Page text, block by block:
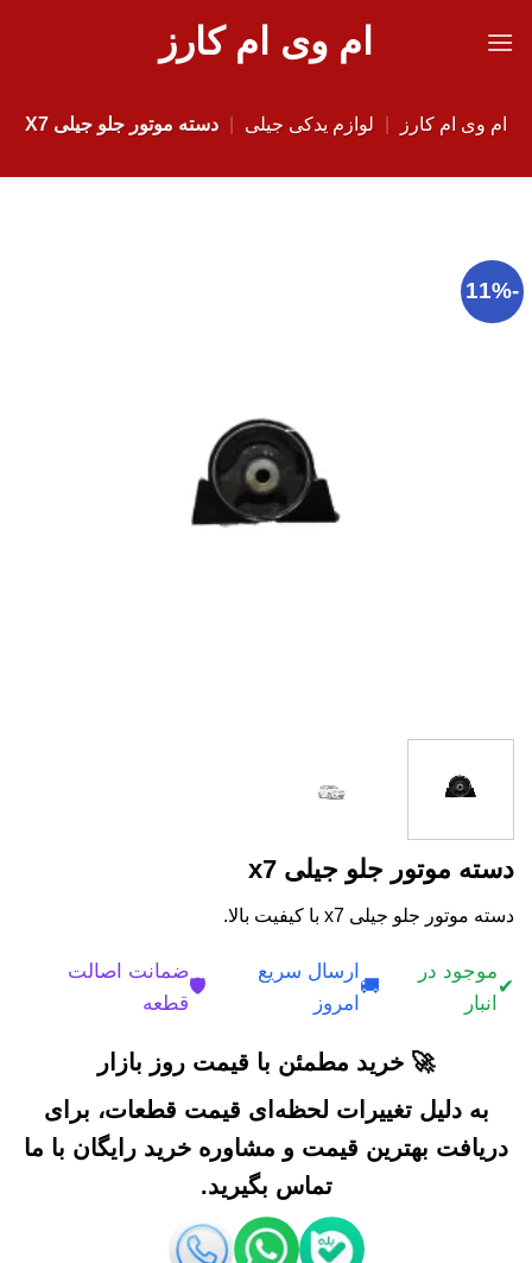
ام وی ام کارز
ام وی ام کارز لوازم یدکی جیلی دسته موتور جلو جیلی X7
-11%
دسته موتور جلو جیلی x7
دسته موتور جلو جیلی x7 با کیفیت بالا.
✔
موجود در
انبار
🚚
ارسال سریع
امروز
🛡️
ضمانت اصالت
قطعه
🚀 خرید مطمئن با قیمت روز بازار
به دلیل تغییرات لحظه‌ای قیمت قطعات، برای
دریافت بهترین قیمت و مشاوره خرید رایگان با ما
تماس بگیرید.